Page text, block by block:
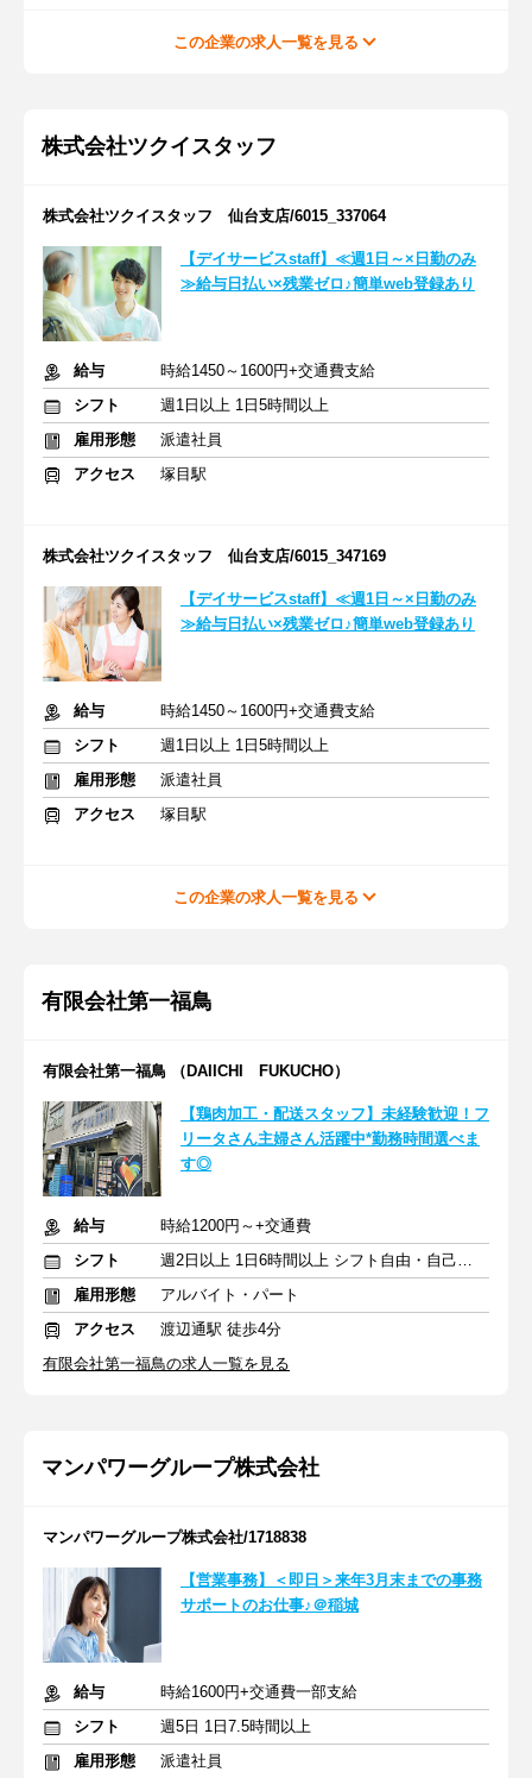
この企業の求人一覧を見る
株式会社ツクイスタッフ
株式会社ツクイスタッフ 仙台支店/6015_337064
【デイサービスstaff】≪週1日～×日勤のみ
≫給与日払い×残業ゼロ♪簡単web登録あり
給与
時給1450～1600円+交通費支給
シフト
週1日以上 1日5時間以上
雇用形態
派遣社員
アクセス
塚目駅
株式会社ツクイスタッフ 仙台支店/6015_347169
【デイサービスstaff】≪週1日～×日勤のみ
≫給与日払い×残業ゼロ♪簡単web登録あり
給与
時給1450～1600円+交通費支給
シフト
週1日以上 1日5時間以上
雇用形態
派遣社員
アクセス
塚目駅
この企業の求人一覧を見る
有限会社第一福鳥
有限会社第一福鳥 （DAIICHI FUKUCHO）
【鶏肉加工・配送スタッフ】未経験歓迎！フ
リータさん主婦さん活躍中*勤務時間選べま
す◎
給与
時給1200円～+交通費
シフト
週2日以上 1日6時間以上 シフト自由・自己申告
雇用形態
アルバイト・パート
アクセス
渡辺通駅 徒歩4分
有限会社第一福鳥の求人一覧を見る
マンパワーグループ株式会社
マンパワーグループ株式会社/1718838
【営業事務】＜即日＞来年3月末までの事務
サポートのお仕事♪＠稲城
給与
時給1600円+交通費一部支給
シフト
週5日 1日7.5時間以上
雇用形態
派遣社員